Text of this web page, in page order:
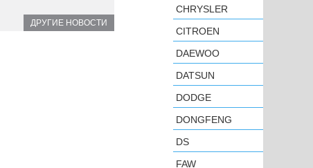
ДРУГИЕ НОВОСТИ
CHRYSLER
CITROEN
DAEWOO
DATSUN
DODGE
DONGFENG
DS
FAW